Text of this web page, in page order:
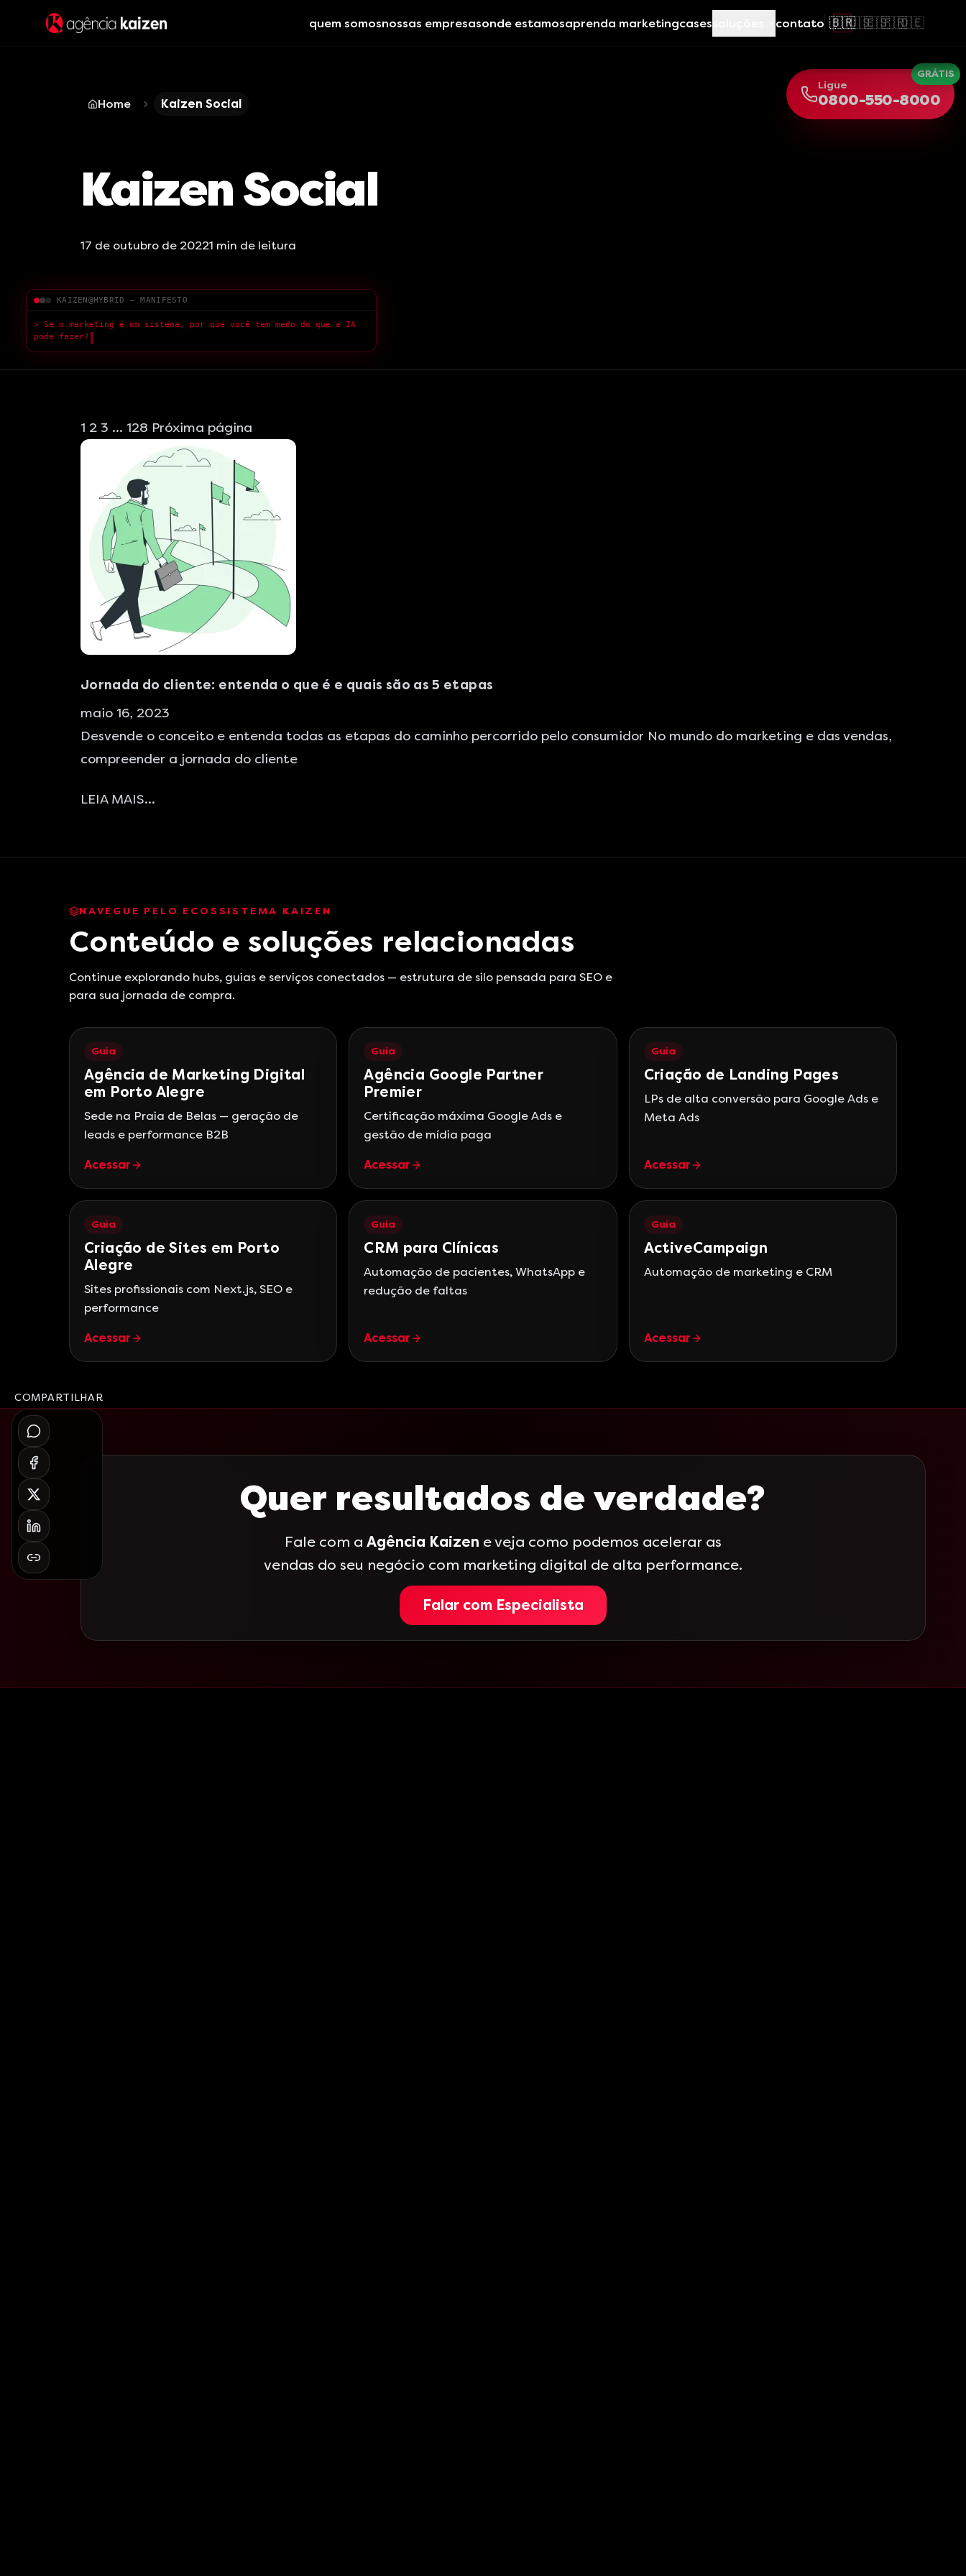
quem somosnossas empresasonde estamosaprenda marketingcases contato 🇧🇷🇺🇸🇪🇸🇫🇷🇩🇪
COMPARTILHAR
Home Kaizen Social
Kaizen Social
17 de outubro de 20221 min de leitura
KAIZEN@HYBRID — MANIFESTO
> Med
█
1 2 3 … 128 Próxima página
Jornada do cliente: entenda o que é e quais são as 5 etapas
maio 16, 2023
Desvende o conceito e entenda todas as etapas do caminho percorrido pelo consumidor No mundo do marketing e das vendas,
compreender a jornada do cliente
LEIA MAIS...
NAVEGUE PELO ECOSSISTEMA KAIZEN
Conteúdo e soluções relacionadas
Continue explorando hubs, guias e serviços conectados — estrutura de silo pensada para SEO e
para sua jornada de compra.
Guia
Agência de Marketing Digital
em Porto Alegre
Sede na Praia de Belas — geração de
leads e performance B2B
Acessar
Guia
Agência Google Partner
Premier
Certificação máxima Google Ads e
gestão de mídia paga
Acessar
Guia
Criação de Landing Pages
LPs de alta conversão para Google Ads e
Meta Ads
Acessar
Guia
Criação de Sites em Porto
Alegre
Sites profissionais com Next.js, SEO e
performance
Acessar
Guia
CRM para Clínicas
Automação de pacientes, WhatsApp e
redução de faltas
Acessar
Guia
ActiveCampaign
Automação de marketing e CRM
Acessar
Quer resultados de verdade?
Fale com a Agência Kaizen e veja como podemos acelerar as
vendas do seu negócio com marketing digital de alta performance.
Falar com Especialista
Ligue
0800-550-8000
GRÁTIS